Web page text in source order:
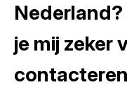
je mij zeker